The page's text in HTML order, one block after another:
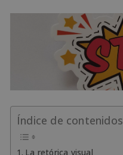
Índice de contenidos